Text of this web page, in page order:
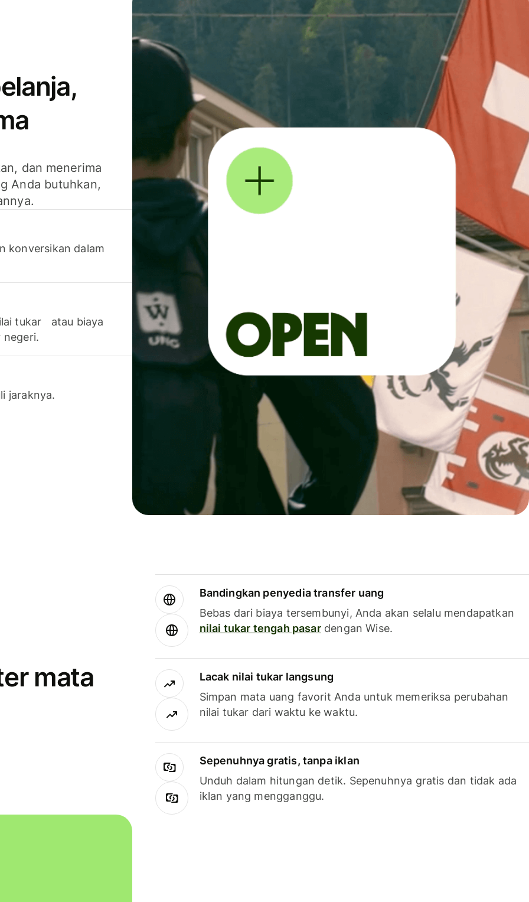
dan menerima
Anda butuhkan,
konversikan dalam
tukar atau biaya
negeri.
jaraknya.
mata
Bandingkan penyedia transfer uang
Bebas dari biaya tersembunyi, Anda akan selalu mendapatkan
nilai tukar tengah pasardengan Wise.
Lacak nilai tukar langsung
Simpan mata uang favorit Anda untuk memeriksa perubahan
nilai tukar dari waktu ke waktu.
Sepenuhnya gratis, tanpa iklan
Unduh dalam hitungan detik. Sepenuhnya gratis dan tidak ada
iklan yang mengganggu.